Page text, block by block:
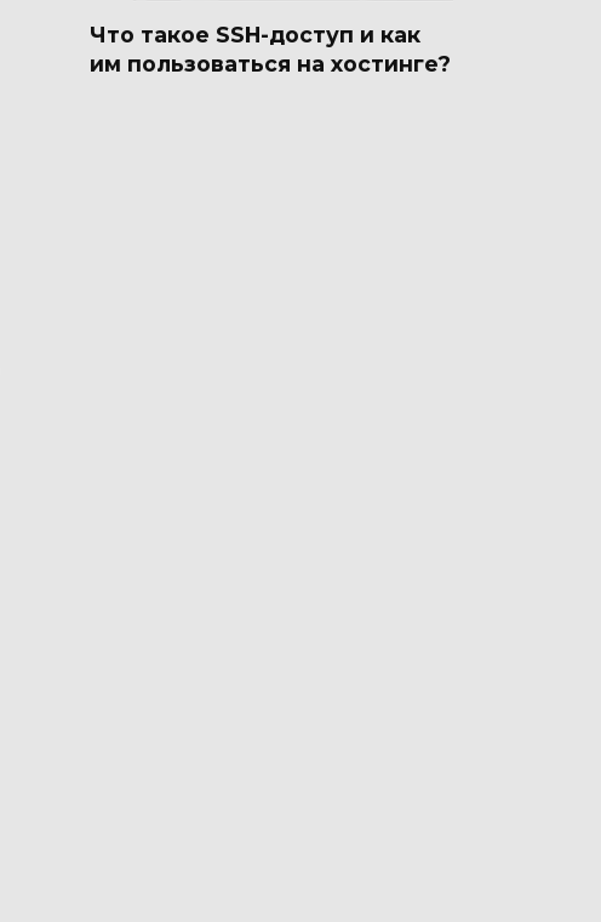
Что такое SSH-доступ и как
им пользоваться на хостинге?